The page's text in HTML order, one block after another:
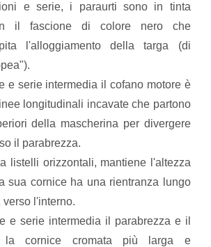
e serie, i paraurti sono in tinta
il fascione di colore nero che
l'alloggiamento della targa (di
e serie intermedia il cofano motore è
longitudinali incavate che partono
della mascherina per divergere
il parabrezza.
listelli orizzontali, mantiene l'altezza
sua cornice ha una rientranza lungo
verso l'interno.
e serie intermedia il parabrezza e il
la cornice cromata più larga e